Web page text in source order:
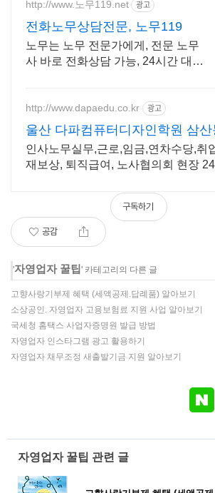
http://www.노무119.net 광고
전화노무상담전문, 노무119
노무는 노무 전문가에게, 전문 노무
사 바로 전화상담 가능, 24시간 대기
http://www.dapaedu.co.kr 광고
울산 다파컴퓨터디자인학원 삼
맞은편
인사노무실무,근로,임금,연차수당,취
재보상, 퇴직급여, 노사협의회 현장
공감
구독하기
'자영업자 꿀팁 ' 카테고리의 다른 글
고향사랑기부제 혜택 (세액공제.답례품) 알아보기
소상공인. 자영업자 고용보험료 지원 사업 알아보기
국세청 홈택스 사업자증명원 발급 방법
자영업자 인스타그램 광고 활용하기
자영업자 채무조정 새출발기금 지원 알아보기
자영업자 꿀팁 관련 글